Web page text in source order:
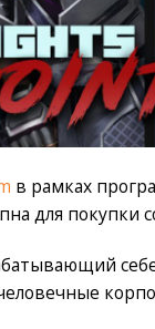
в рамках
для покупки